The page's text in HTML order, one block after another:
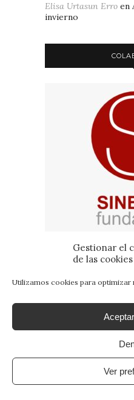
Gestionar el
de las cookies
Utilizamos cookies para optimizar
Ver
Elisa Urtasun Erro en
invierno